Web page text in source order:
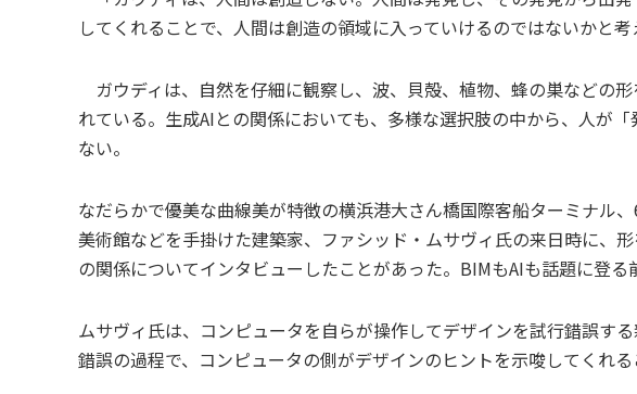
してくれることで、人間は創造の領域に入っていけるのではないかと考
ガウディは、自然を仔細に観察し、波、貝殻、植物、蜂の巣などの
れている。生成AIとの関係においても、多様な選択肢の中から、人が
ない。
なだらかで優美な曲線美が特徴の横浜港大さん橋国際客船ターミナル
美術館などを手掛けた建築家、ファシッド・ムサヴィ氏の来日時に、
の関係についてインタビューしたことがあった。BIMもAIも話題に登る
ムサヴィ氏は、コンピュータを自らが操作してデザインを試行錯誤す
錯誤の過程で、コンピュータの側がデザインのヒントを示唆してくれる